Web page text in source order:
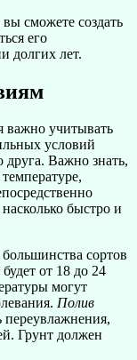
вы сможете создать
его
долгих лет.
важно учитывать
условий
друга. Важно знать,
быстро и
сортов
от 18 до 24
могут
Полив
переувлажнения,
Грунт должен